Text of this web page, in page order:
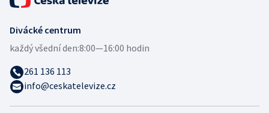
Divácké centrum
každý všední den:8:00—16:00 hodin
261 136 113
info@ceskatelevize.cz